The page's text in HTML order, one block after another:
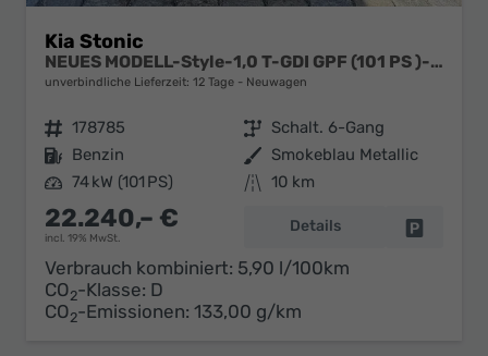
Kia Stonic
NEUES MODELL-Style-1,0 T-GDI GPF (101 PS )-Navi-Sitzheizung-Rückfahrkamera-DAB-Tempomat-Sitzheizung-Fernlichtassistent-2xPDC-Rückfahrkamera-sofort verfügbar
unverbindliche Lieferzeit: 12 Tage Neuwagen
Fahrzeugnr. 178785 Getriebe Schalt. 6-Gang
Kraftstoff Benzin Außenfarbe Smokeblau Metallic
Leistung 74 kW (101 PS) Kilometerstand 10 km
22.240,– €
incl. 19% MwSt.
Details
Verbrauch kombiniert: 5,90 l/100km
CO2-Klasse: D
CO2-Emissionen: 133,00 g/km